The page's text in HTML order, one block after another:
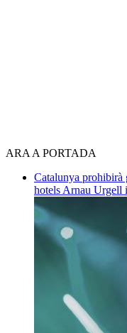
ARA A PORTADA
Catalunya prohibirà
hotels Arnau Urgell